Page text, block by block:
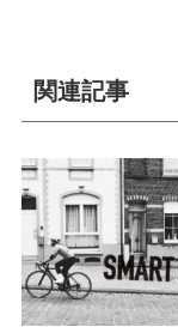
関連記事